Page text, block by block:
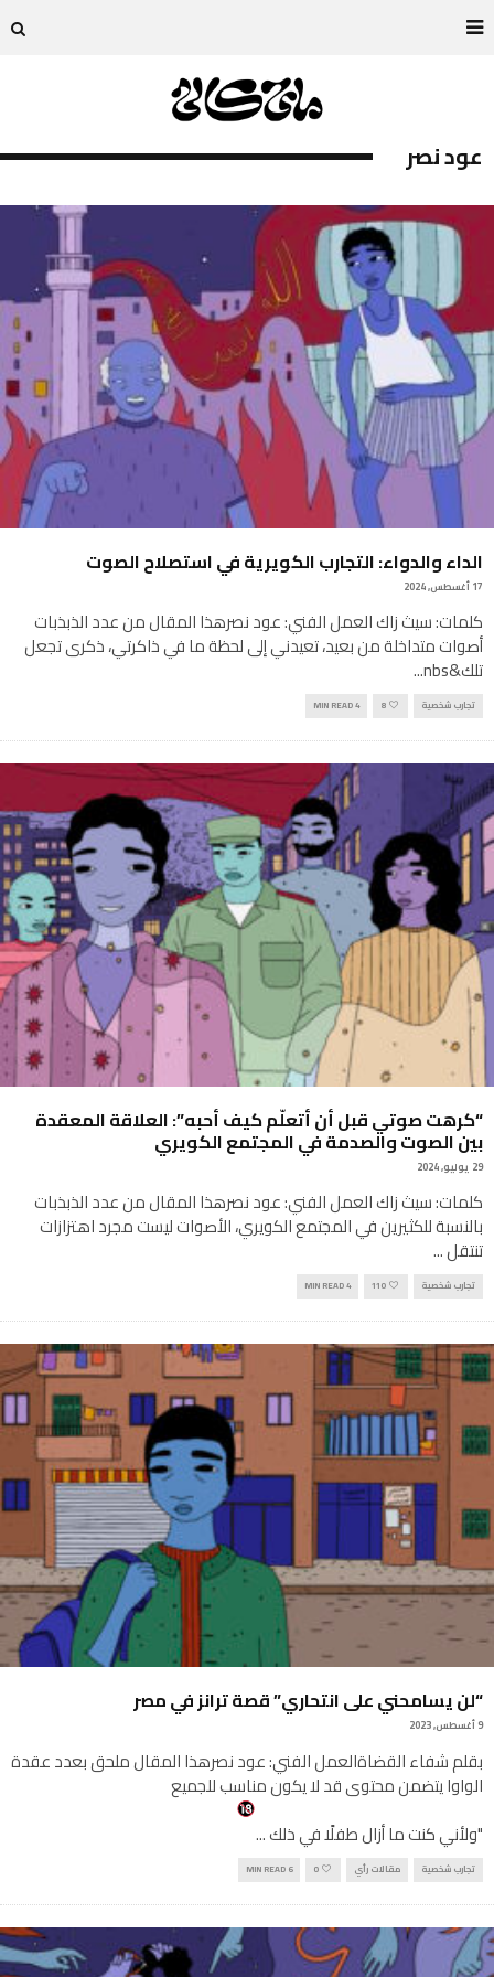
عود نصر
الداء والدواء: التجارب الكويرية في استصلاح الصوت
17 أغسطس, 2024
كلمات: سيث زاك العمل الفني: عود نصرهذا المقال من عدد الذبذبات
أصوات متداخلة من بعيد، تعيدني إلى لحظة ما في ذاكرتي، ذكرى تجعل
تلك&nbs ...
تجارب شخصية 8
4 MIN READ
“كرهت صوتي قبل أن أتعلّم كيف أحبه”: العلاقة المعقدة
بين الصوت والصدمة في المجتمع الكويري
29 يوليو, 2024
كلمات: سيث زاك العمل الفني: عود نصرهذا المقال من عدد الذبذبات
بالنسبة للكثيرين في المجتمع الكويري، الأصوات ليست مجرد اهتزازات
تنتقل...
تجارب شخصية 110
4 MIN READ
“لن يسامحني على انتحاري” قصة ترانز في مصر
9 أغسطس, 2023
بقلم شفاء القضاةالعمل الفني: عود نصرهذا المقال ملحق بعدد عقدة
الواوا يتضمن محتوى قد لا يكون مناسب للجميع
"ولأني كنت ما أزال طفلًا في ذلك...
تجارب شخصية مقالات رأي 0
6 MIN READ